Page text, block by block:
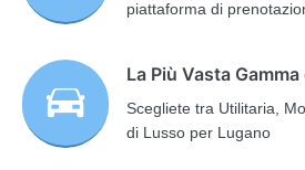
piattaforma di
La Più Vasta
Scegliete tra Utilitaria,
di Lusso per Lugano